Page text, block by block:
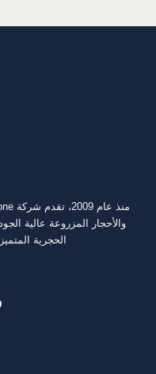
والأحجار المزروعة عالية
الحجرية